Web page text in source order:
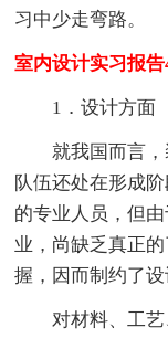
习中少走弯路。
室内设计实习报告
1．设计方面
就我国而言，
队伍还处在形成
的专业人员，但
业，尚缺乏真正
握，因而制约了设
对材料、工艺